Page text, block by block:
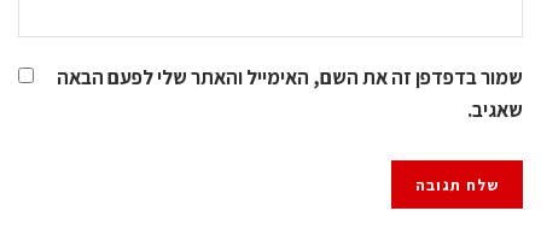
שמור בדפדפן זה את השם, האימייל והאתר שלי לפעם הבאה
שאגיב.